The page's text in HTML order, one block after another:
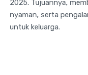
2025. Tujuannya,
nyaman, serta
untuk keluarga.